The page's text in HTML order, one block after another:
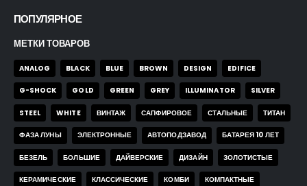
ПОПУЛЯРНОЕ
МЕТКИ ТОВАРОВ
ANALOG BLACK BLUE BROWN DESIGN EDIFICE
G-SHOCK GOLD GREEN GREY ILLUMINATOR SILVER
STEEL WHITE ВИНТАЖ САПФИРОВОЕ СТАЛЬНЫЕ ТИТАН
ФАЗА ЛУНЫ ЭЛЕКТРОННЫЕ АВТОПОДЗАВОД БАТАРЕЯ 10 ЛЕТ
БЕЗЕЛЬ БОЛЬШИЕ ДАЙВЕРСКИЕ ДИЗАЙН ЗОЛОТИСТЫЕ
КЕРАМИЧЕСКИЕ КЛАССИЧЕСКИЕ КОМБИ КОМПАКТНЫЕ